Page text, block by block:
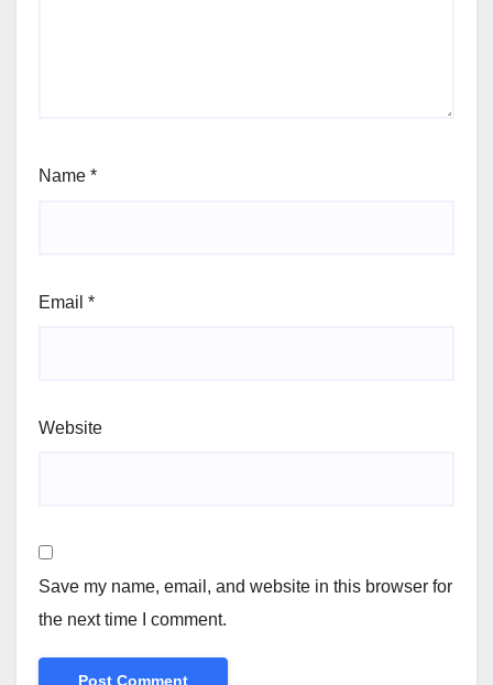
Name *
Email *
Website
Save my name, email, and website in this browser for
the next time I comment.